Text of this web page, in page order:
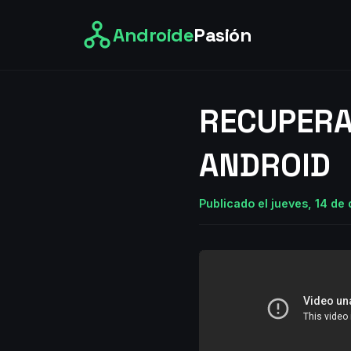
AndroidePasión
ANDROID
Publicado el jueves, 14 de